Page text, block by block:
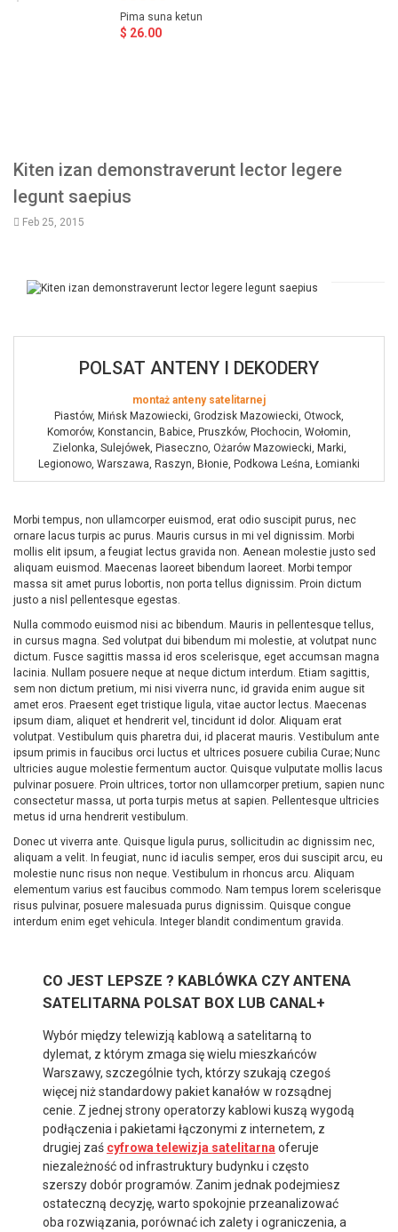
Pima suna ketun
$ 26.00
Kiten izan demonstraverunt lector legere
legunt saepius
Feb 25, 2015
POLSAT ANTENY I DEKODERY
montaż anteny satelitarnej
Piastów, Mińsk Mazowiecki, Grodzisk Mazowiecki, Otwock,
Komorów, Konstancin, Babice, Pruszków, Płochocin, Wołomin,
Zielonka, Sulejówek, Piaseczno, Ożarów Mazowiecki, Marki,
Legionowo, Warszawa, Raszyn, Błonie, Podkowa Leśna, Łomianki
Morbi tempus, non ullamcorper euismod, erat odio suscipit purus, nec
ornare lacus turpis ac purus. Mauris cursus in mi vel dignissim. Morbi
mollis elit ipsum, a feugiat lectus gravida non. Aenean molestie justo sed
aliquam euismod. Maecenas laoreet bibendum laoreet. Morbi tempor
massa sit amet purus lobortis, non porta tellus dignissim. Proin dictum
justo a nisl pellentesque egestas.
Nulla commodo euismod nisi ac bibendum. Mauris in pellentesque tellus,
in cursus magna. Sed volutpat dui bibendum mi molestie, at volutpat nunc
dictum. Fusce sagittis massa id eros scelerisque, eget accumsan magna
lacinia. Nullam posuere neque at neque dictum interdum. Etiam sagittis,
sem non dictum pretium, mi nisi viverra nunc, id gravida enim augue sit
amet eros. Praesent eget tristique ligula, vitae auctor lectus. Maecenas
ipsum diam, aliquet et hendrerit vel, tincidunt id dolor. Aliquam erat
volutpat. Vestibulum quis pharetra dui, id placerat mauris. Vestibulum ante
ipsum primis in faucibus orci luctus et ultrices posuere cubilia Curae; Nunc
ultricies augue molestie fermentum auctor. Quisque vulputate mollis lacus
pulvinar posuere. Proin ultrices, tortor non ullamcorper pretium, sapien nunc
consectetur massa, ut porta turpis metus at sapien. Pellentesque ultricies
metus id urna hendrerit vestibulum.
Donec ut viverra ante. Quisque ligula purus, sollicitudin ac dignissim nec,
aliquam a velit. In feugiat, nunc id iaculis semper, eros dui suscipit arcu, eu
molestie nunc risus non neque. Vestibulum in rhoncus arcu. Aliquam
elementum varius est faucibus commodo. Nam tempus lorem scelerisque
risus pulvinar, posuere malesuada purus dignissim. Quisque congue
interdum enim eget vehicula. Integer blandit condimentum gravida.
CO JEST LEPSZE ? KABLÓWKA CZY ANTENA
SATELITARNA POLSAT BOX LUB CANAL+
Wybór między telewizją kablową a satelitarną to
dylemat, z którym zmaga się wielu mieszkańców
Warszawy, szczególnie tych, którzy szukają czegoś
więcej niż standardowy pakiet kanałów w rozsądnej
cenie. Z jednej strony operatorzy kablowi kuszą wygodą
podłączenia i pakietami łączonymi z internetem, z
drugiej zaś cyfrowa telewizja satelitarna oferuje
niezależność od infrastruktury budynku i często
szerszy dobór programów. Zanim jednak podejmiesz
ostateczną decyzję, warto spokojnie przeanalizować
oba rozwiązania, porównać ich zalety i ograniczenia, a